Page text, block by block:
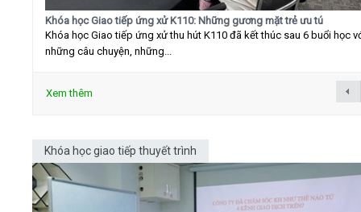
Khóa học Giao tiếp ứng xử K110: Những gương mặt trẻ ưu tú
Khóa học Giao tiếp ứng xử thu hút K110 đã kết thúc sau 6 buổi học
những câu chuyện, những...
Xem thêm
Khóa học giao tiếp thuyết trình